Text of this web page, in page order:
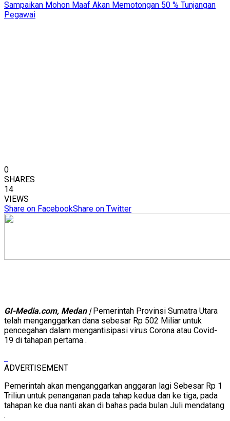
0
SHARES
14
VIEWS
Share on FacebookShare on Twitter
GI-Media.com, Medan |Pemerintah Provinsi Sumatra Utara
telah menganggarkan dana sebesar Rp 502 Miliar untuk
pencegahan dalam mengantisipasi virus Corona atau Covid-
19 di tahapan pertama .
ADVERTISEMENT
Pemerintah akan menganggarkan anggaran lagi Sebesar Rp 1
Triliun untuk penanganan pada tahap kedua dan ke tiga, pada
tahapan ke dua nanti akan di bahas pada bulan Juli mendatang
.